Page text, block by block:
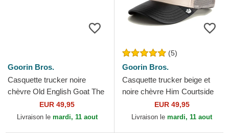
Goorin Bros.
Casquette trucker noire
chèvre Old English Goat The
Farm Goorin Bros.
EUR 49,95
Livraison le mardi, 11 aout
(5)
Goorin Bros.
Casquette trucker beige et
noire chèvre Him Courtside
The Farm Goorin Bros.
EUR 49,95
Livraison le mardi, 11 aout